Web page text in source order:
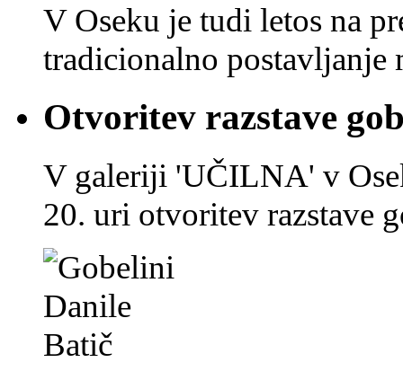
V Oseku je tudi letos na
tradicionalno postavljanje
Otvoritev razstave
V galeriji 'UČILNA' v
20. uri otvoritev razstave